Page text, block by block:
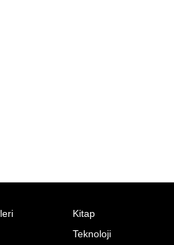
Kitap
Teknoloji